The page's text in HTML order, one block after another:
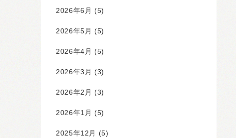
2026年6月 (5)
2026年5月 (5)
2026年4月 (5)
2026年3月 (3)
2026年2月 (3)
2026年1月 (5)
2025年12月 (5)